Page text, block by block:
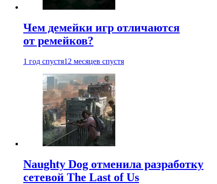
Чем демейки игр отличаются
от ремейков?
1 год спустя12 месяцев спустя
Naughty Dog отменила разработку
сетевой The Last of Us